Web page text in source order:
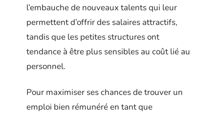
l’embauche de nouveaux talents qui leur
permettent d’offrir des salaires attractifs,
tandis que les petites structures ont
tendance à être plus sensibles au coût lié au
personnel.
Pour maximiser ses chances de trouver un
emploi bien rémunéré en tant que